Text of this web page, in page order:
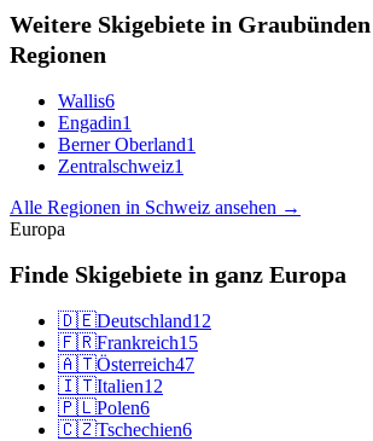
Weitere Skigebiete in
Regionen
Wallis6
Engadin1
Berner Oberland1
Zentralschweiz1
Alle Regionen in Schweiz ansehen →
Europa
Finde Skigebiete in ganz Europa
🇩🇪Deutschland12
🇫🇷Frankreich15
🇦🇹Österreich47
🇮🇹Italien12
🇵🇱Polen6
🇨🇿Tschechien6